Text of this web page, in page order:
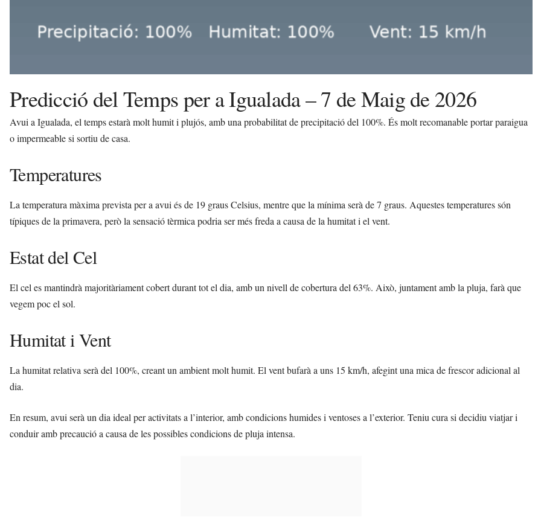
Predicció del Temps per a Igualada – 7 de Maig de 2026
Avui a Igualada, el temps estarà molt humit i plujós, amb una probabilitat de precipitació del 100%. És molt recomanable portar paraigua
o impermeable si sortiu de casa.
Temperatures
La temperatura màxima prevista per a avui és de 19 graus Celsius, mentre que la mínima serà de 7 graus. Aquestes temperatures són
típiques de la primavera, però la sensació tèrmica podria ser més freda a causa de la humitat i el vent.
Estat del Cel
El cel es mantindrà majoritàriament cobert durant tot el dia, amb un nivell de cobertura del 63%. Això, juntament amb la pluja, farà que
vegem poc el sol.
Humitat i Vent
La humitat relativa serà del 100%, creant un ambient molt humit. El vent bufarà a uns 15 km/h, afegint una mica de frescor adicional al
dia.
En resum, avui serà un dia ideal per activitats a l’interior, amb condicions humides i ventoses a l’exterior. Teniu cura si decidiu viatjar i
conduir amb precaució a causa de les possibles condicions de pluja intensa.